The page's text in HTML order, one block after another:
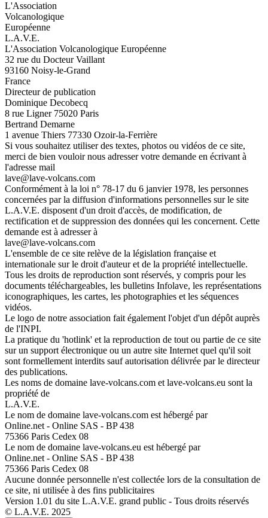
L'Association
Volcanologique
Européenne
L.A.V.E.
L'Association Volcanologique Européenne
32 rue du Docteur Vaillant
93160 Noisy-le-Grand
France
Directeur de publication
Dominique Decobecq
8 rue Ligner 75020 Paris
Bertrand Demarne
1 avenue Thiers 77330 Ozoir-la-Ferrière
Si vous souhaitez utiliser des textes, photos ou vidéos de ce site,
merci de bien vouloir nous adresser votre demande en écrivant à
l'adresse mail
lave@lave-volcans.com
Conformément à la loi n° 78-17 du 6 janvier 1978, les personnes
concernées par la diffusion d'informations personnelles sur le site
L.A.V.E. disposent d'un droit d'accès, de modification, de
rectification et de suppression des données qui les concernent. Cette
demande est à adresser à
lave@lave-volcans.com
L'ensemble de ce site relève de la législation française et
internationale sur le droit d'auteur et de la propriété intellectuelle.
Tous les droits de reproduction sont réservés, y compris pour les
documents téléchargeables, les bulletins Infolave, les représentations
iconographiques, les cartes, les photographies et les séquences
vidéos.
Le logo de notre association fait également l'objet d'un dépôt auprès
de l'INPI.
La pratique du 'hotlink' et la reproduction de tout ou partie de ce site
sur un support électronique ou un autre site Internet quel qu'il soit
sont formellement interdits sauf autorisation délivrée par le directeur
des publications.
Les noms de domaine lave-volcans.com et lave-volcans.eu sont la
propriété de
L.A.V.E.
Le nom de domaine lave-volcans.com est hébergé par
Online.net - Online SAS - BP 438
75366 Paris Cedex 08
Le nom de domaine lave-volcans.eu est hébergé par
Online.net - Online SAS - BP 438
75366 Paris Cedex 08
Aucune donnée personnelle n'est collectée lors de la consultation de
ce site, ni utilisée à des fins publicitaires
Version 1.01 du site L.A.V.E. grand public - Tous droits réservés
© L.A.V.E. 2025